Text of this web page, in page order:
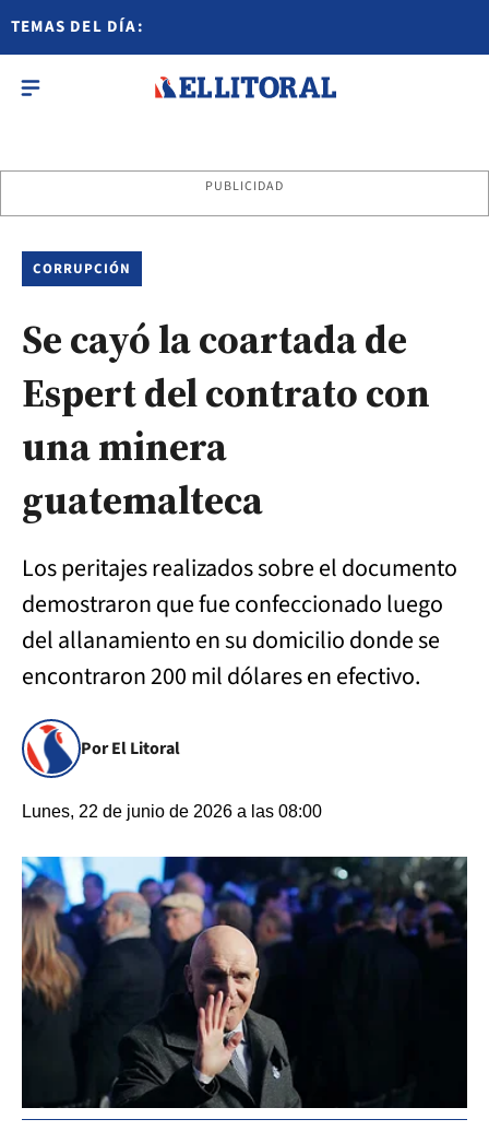
TEMAS DEL DÍA:
PUBLICIDAD
CORRUPCIÓN
Se cayó la coartada de
Espert del contrato con
una minera
guatemalteca
Los peritajes realizados sobre el documento
demostraron que fue confeccionado luego
del allanamiento en su domicilio donde se
encontraron 200 mil dólares en efectivo.
Por El Litoral
Lunes, 22 de junio de 2026 a las 08:00